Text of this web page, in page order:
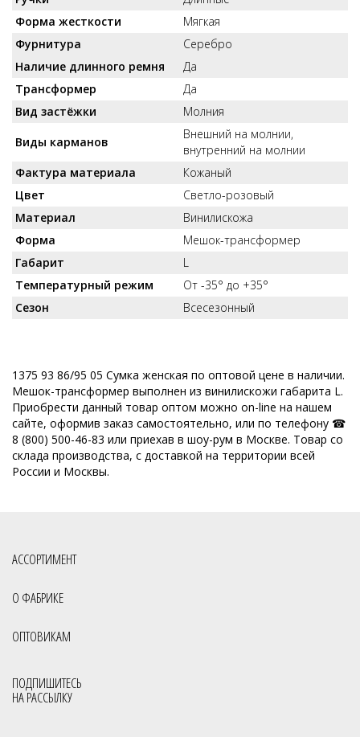
Форма жесткости
Мягкая
Фурнитура
Серебро
Наличие длинного ремня
Да
Трансформер
Да
Вид застёжки
Молния
Виды карманов
Внешний на молнии,
внутренний на молнии
Фактура материала
Кожаный
Цвет
Светло-розовый
Материал
Винилискожа
Форма
Мешок-трансформер
Габарит
L
Температурный режим
От -35° до +35°
Сезон
Всесезонный
1375 93 86/95 05 Сумка женская по оптовой цене в наличии.
Мешок-трансформер выполнен из винилискожи габарита L.
Приобрести данный товар оптом можно on-line на нашем
сайте, оформив заказ самостоятельно, или по телефону ☎
8 (800) 500-46-83 или приехав в шоу-рум в Москве. Товар со
склада производства, с доставкой на территории всей
России и Москвы.
АССОРТИМЕНТ
О ФАБРИКЕ
ОПТОВИКАМ
ПОДПИШИТЕСЬ
НА РАССЫЛКУ